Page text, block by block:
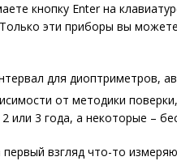
кнопку Enter на
эти приборы вы
для диоптриметров,
от методики
или 3 года, а некоторые –
взгляд что-то